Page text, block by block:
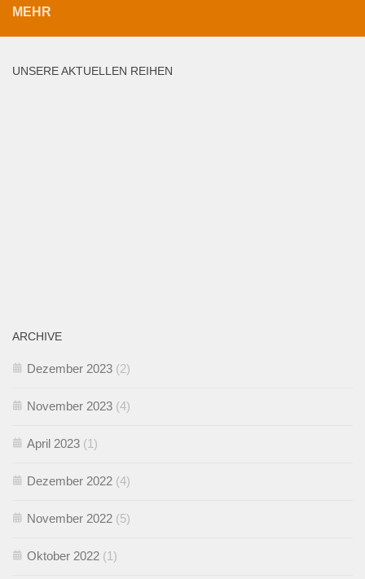
MEHR
UNSERE AKTUELLEN REIHEN
ARCHIVE
Dezember 2023 (2)
November 2023 (4)
April 2023 (1)
Dezember 2022 (4)
November 2022 (5)
Oktober 2022 (1)